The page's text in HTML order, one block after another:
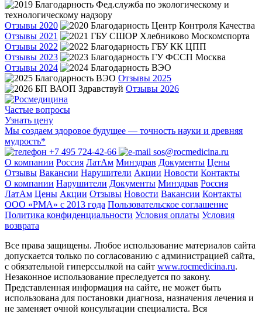
Отзывы 2020
Отзывы 2021
Отзывы 2022
Отзывы 2023
Отзывы 2024
Отзывы 2025
Отзывы 2026
Частые вопросы
Узнать цену
Мы создаем здоровое будущее — точность науки и древняя
мудрость*
+7 495 724-42-66
sos@rocmedicina.ru
О компании Россия ЛатАм Минздрав Документы Цены
Отзывы Вакансии Нарушители Акции Новости Контакты
О компании Нарушители Документы Минздрав Россия
ЛатАм Цены Акции Отзывы Новости Вакансии Контакты
ООО «РМА» c 2013 года Пользовательское соглашение
Политика конфиденциальности Условия оплаты Условия
возврата
Все права защищены. Любое использование материалов сайта
допускается только по согласованию с администрацией сайта,
с обязательной гиперссылкой на сайт www.rocmedicina.ru.
Незаконное использование преследуется по закону.
Представленная информация на сайте, не может быть
использована для постановки диагноза, назначения лечения и
не заменяет очной консультации специалиста. Вся